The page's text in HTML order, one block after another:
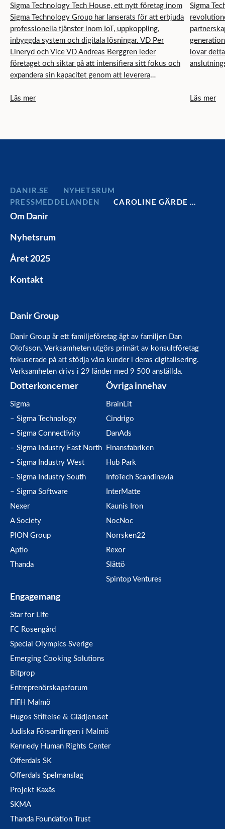
uppkopplade lösningar
Sigma Technology Tech House, ett nytt företag inom
Sigma Technology Group har lanserats för att erbjuda
professionella tjänster inom IoT, uppkoppling,
inbyggda system och digitala lösningar. VD Per
Lineryd och Vice VD Andreas Berggren leder
företaget och siktar på att intensifiera sitt fokus och
expandera sin kapacitet genom att leverera
kunder.
Läs mer
att
Sigma
lovar
Läs mer
DANIR
NYHETSRUM
PRESSMEDDELANDEN
CAROLINE GÄRDE …
Om Danir
Nyhetsrum
Året 2025
Kontakt
Danir Group
Danir Group är ett familjeföretag ägt av familjen Dan
Olofsson. Verksamheten utgörs primärt av konsultföretag
fokuserade på att stödja våra kunder i deras digitalisering.
Verksamheten drivs i 29 länder med 9 500 anställda.
Dotterkoncerner
Sigma
– Sigma Technology
– Sigma Connectivity
– Sigma Industry East North
– Sigma Industry West
– Sigma Industry South
– Sigma Software
Nexer
A Society
PION Group
Aptio
Thanda
Övriga innehav
BrainLit
Cindrigo
DanAds
Finansfabriken
Hub Park
InfoTech Scandinavia
InterMatte
Kaunis Iron
NocNoc
Norrsken22
Rexor
Slättö
Spintop Ventures
Engagemang
Star for Life
FC Rosengård
Special Olympics Sverige
Emerging Cooking Solutions
Bitprop
Entreprenörskapsforum
FIFH Malmö
Hugos Stiftelse & Glädjeruset
Judiska Församlingen i Malmö
Kennedy Human Rights Center
Offerdals SK
Offerdals Spelmanslag
Projekt Kaxås
SKMA
Thanda Foundation Trust